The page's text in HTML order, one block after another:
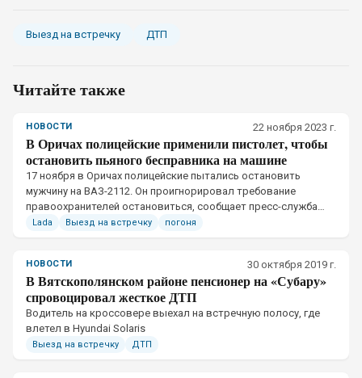
Выезд на встречку ДТП
Читайте также
НОВОСТИ 22 ноября 2023 г.
В Оричах полицейские применили пистолет, чтобы
остановить пьяного бесправника на машине
17 ноября в Оричах полицейские пытались остановить
мужчину на ВАЗ-2112. Он проигнорировал требование
правоохранителей остановиться, сообщает пресс-служба
УМВД по Кировской области.
Lada Выезд на встречку погоня
НОВОСТИ 30 октября 2019 г.
В Вятскополянском районе пенсионер на «Субару»
спровоцировал жесткое ДТП
​Водитель на кроссовере выехал на встречную полосу, где
влетел в Hyundai Solaris
Выезд на встречку ДТП